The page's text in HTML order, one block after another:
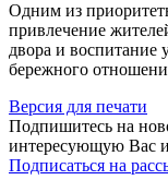
Одним из
привлечение
двора и воспитание
бережного
Версия для печати
Подпишитесь на
интересующую Вас
Подписаться на